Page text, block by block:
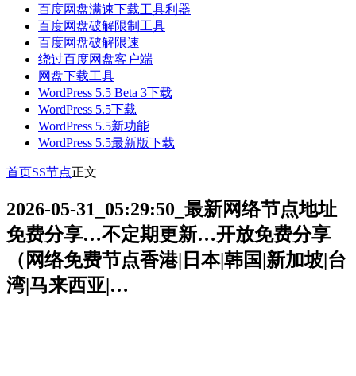
百度网盘满速下载工具利器
百度网盘破解限制工具
百度网盘破解限速
绕过百度网盘客户端
网盘下载工具
WordPress 5.5 Beta 3下载
WordPress 5.5下载
WordPress 5.5新功能
WordPress 5.5最新版下载
首页SS节点正文
2026-05-31_05:29:50_最新网络节点地址
免费分享…不定期更新…开放免费分享
（网络免费节点香港|日本|韩国|新加坡|台
湾|马来西亚|…